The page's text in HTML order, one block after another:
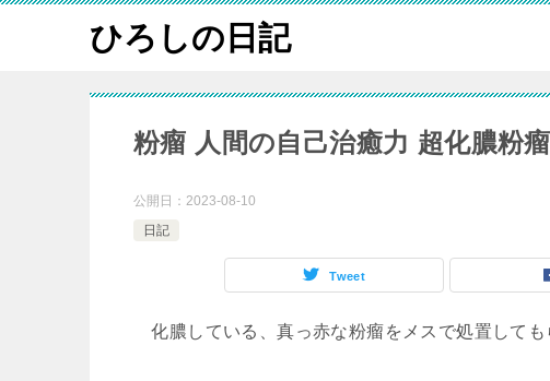
ひろしの日記
粉瘤 人間の自己治癒力 超化膿粉
公開日： 2023-08-10
日記
Tweet
化膿している、真っ赤な粉瘤をメスで処置しても